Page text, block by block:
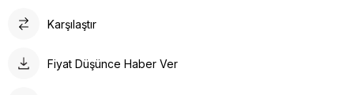
Karşılaştır
Fiyat Düşünce Haber Ver